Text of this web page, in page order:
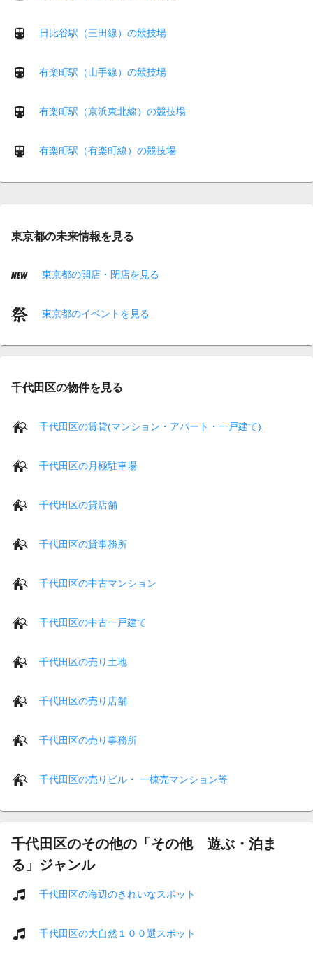
日比谷駅（三田線）の競技場
有楽町駅（山手線）の競技場
有楽町駅（京浜東北線）の競技場
有楽町駅（有楽町線）の競技場
東京都の未来情報を見る
東京都の開店・閉店を見る
東京都のイベントを見る
千代田区の物件を見る
千代田区の賃貸(マンション・アパート・一戸建て)
千代田区の月極駐車場
千代田区の貸店舗
千代田区の貸事務所
千代田区の中古マンション
千代田区の中古一戸建て
千代田区の売り土地
千代田区の売り店舗
千代田区の売り事務所
千代田区の売りビル・ 一棟売マンション等
千代田区のその他の「その他 遊ぶ・泊ま
る」ジャンル
千代田区の海辺のきれいなスポット
千代田区の大自然１００選スポット